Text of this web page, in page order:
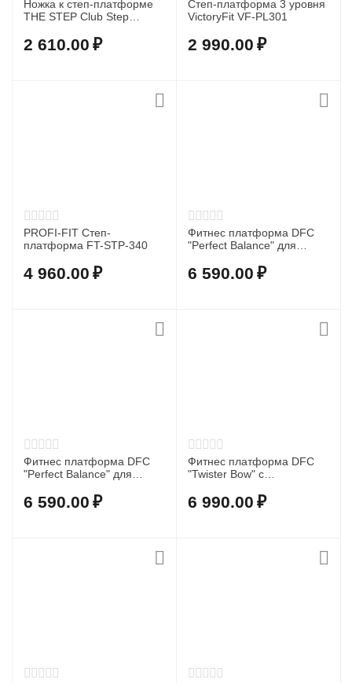
Ножка к степ-платформе
THE STEP Club Step
2 610.00 ₽
Степ-платформа 3 уровня
VictoryFit VF-PL301
2 990.00 ₽
PROFI-FIT Степ-
платформа FT-STP-340
4 960.00 ₽
Фитнес платформа DFC
"Perfect Balance" для
6 590.00 ₽
Фитнес платформа DFC
"Perfect Balance" для
6 590.00 ₽
Фитнес платформа DFC
"Twister Bow" с
6 990.00 ₽